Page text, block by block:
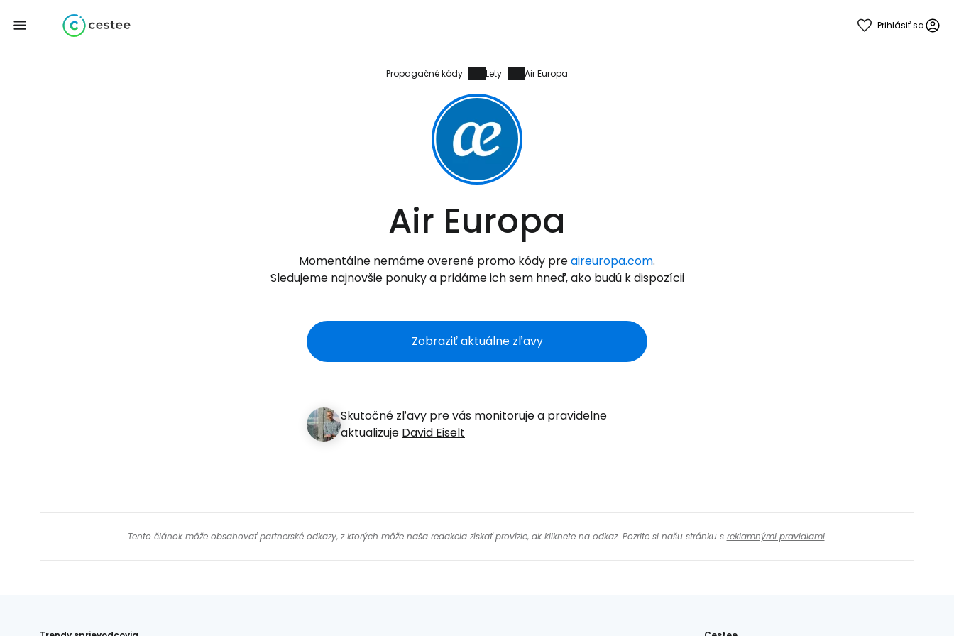
Prihlásiť sa
Propagačné kódy Lety Air Europa
Air Europa
Momentálne nemáme overené promo kódy preaireuropa.com.
Sledujeme najnovšie ponuky a pridáme ich sem hneď, ako budú k dispozícii
Zobraziť aktuálne zľavy
Skutočné zľavy pre vás monitoruje a pravidelne
aktualizuje David Eiselt
Tento článok môže obsahovať partnerské odkazy, z ktorých môže naša redakcia získať provízie, ak kliknete na odkaz. Pozrite si našu stránku s reklamnými pravidlami.
Prihláste sa do služby
Cestee
... celosvetovej komunity cestovateľov
Pokračovať na Facebooku
Pokračovať s e-mailom